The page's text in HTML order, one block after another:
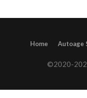
Home Autoage
©2020-